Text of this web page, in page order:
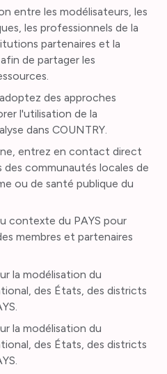
entre les modélisateurs, les
les professionnels de la
partenaires et la
de partager les
des approches
l'utilisation de la
dans COUNTRY.
entrez en contact direct
des communautés locales de
ou de santé publique du
contexte du PAYS pour
membres et partenaires
la modélisation du
des États, des districts
la modélisation du
des États, des districts